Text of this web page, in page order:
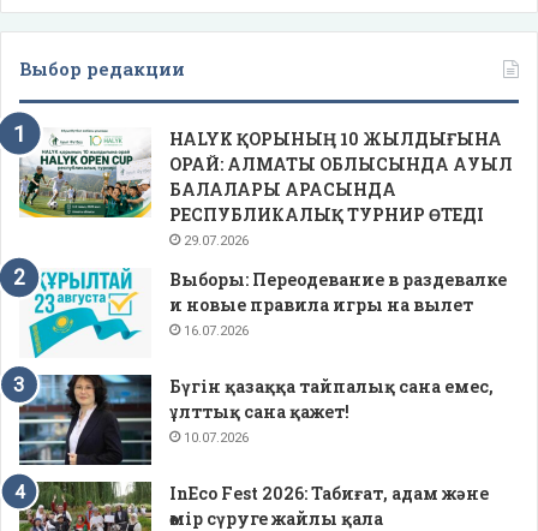
Выбор редакции
HALYK ҚОРЫНЫҢ 10 ЖЫЛДЫҒЫНА
ОРАЙ: АЛМАТЫ ОБЛЫСЫНДА АУЫЛ
БАЛАЛАРЫ АРАСЫНДА
РЕСПУБЛИКАЛЫҚ ТУРНИР ӨТЕДІ
29.07.2026
Выборы: Переодевание в раздевалке
и новые правила игры на вылет
16.07.2026
Бүгін қазаққа тайпалық сана емес,
ұлттық сана қажет!
10.07.2026
InEco Fest 2026: Табиғат, адам және
өмір сүруге жайлы қала